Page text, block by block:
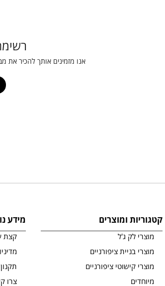
אנו מזמינים אותך להכיר את
קטגוריות ומוצרים
מוצרי לק ג'ל
מוצרי בניית ציפורניים
מוצרי קישוטי ציפורניים
מיוחדים
מידע
קצת
צרו